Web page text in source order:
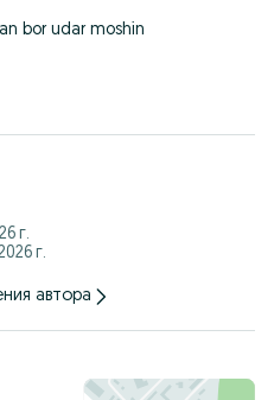
bor udar moshin
г.
г.
автора